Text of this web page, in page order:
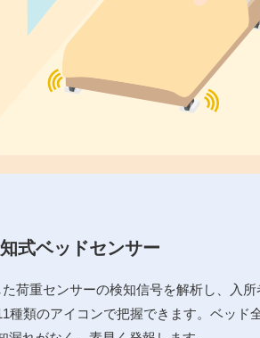
式ベッドセンサー
荷重センサーの検知信号を解析し、入所
種類のアイコンで把握できます。ベッド